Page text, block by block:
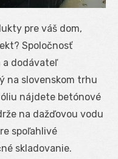
pre váš dom,
Spoločnosť
a dodávateľ
na slovenskom trhu
nájdete betónové
na dažďovou vodu
spoľahlivé
skladovanie.